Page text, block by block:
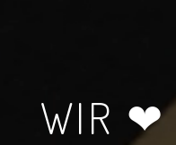
WIR ❤